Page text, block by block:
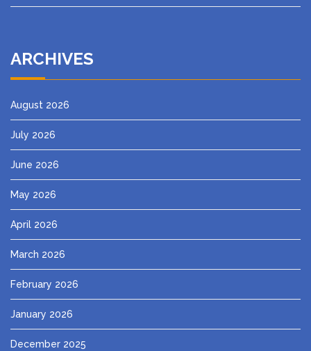
ARCHIVES
August 2026
July 2026
June 2026
May 2026
April 2026
March 2026
February 2026
January 2026
December 2025